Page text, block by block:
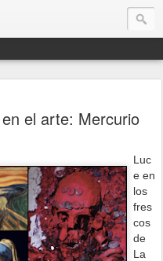
el arte: Mercurio
Luc
e en
los
fres
cos
de
La